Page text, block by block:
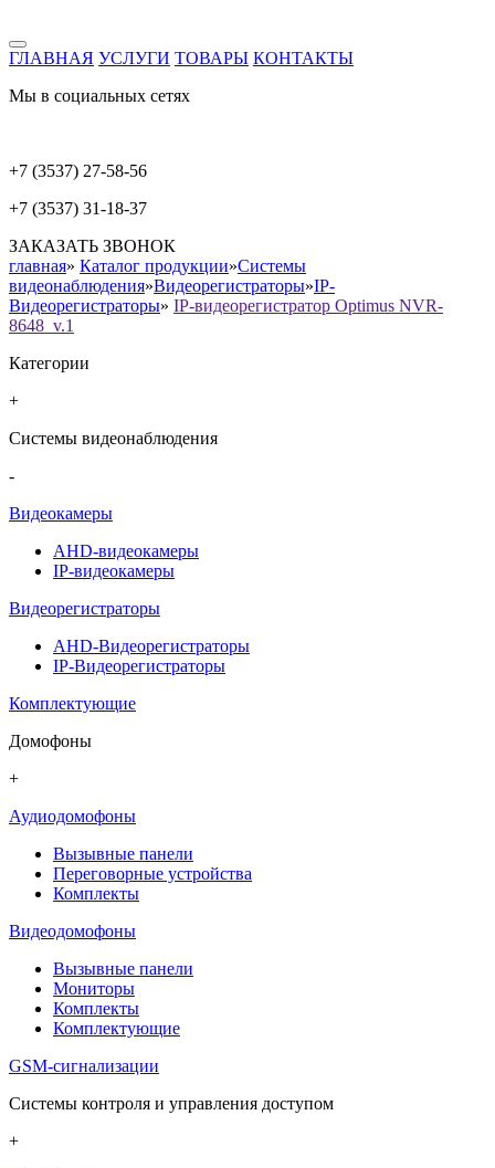
ГЛАВНАЯ УСЛУГИ ТОВАРЫ КОНТАКТЫ
Мы в социальных сетях
+7 (3537) 27-58-56
+7 (3537) 31-18-37
ЗАКАЗАТЬ ЗВОНОК
главная» Каталог продукции»Системы
видеонаблюдения»Видеорегистраторы»IP-
Видеорегистраторы» IP-видеорегистратор Optimus NVR-
8648_v.1
Категории
+
Системы видеонаблюдения
-
Видеокамеры
AHD-видеокамеры
IP-видеокамеры
Видеорегистраторы
AHD-Видеорегистраторы
IP-Видеорегистраторы
Комплектующие
Домофоны
+
Аудиодомофоны
Вызывные панели
Переговорные устройства
Комплекты
Видеодомофоны
Вызывные панели
Мониторы
Комплекты
Комплектующие
GSM-сигнализации
Системы контроля и управления доступом
+